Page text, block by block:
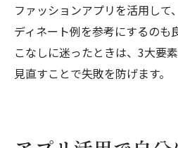
ファッションアプリを活用して
ディネート例を参考にするのも
こなしに迷ったときは、3大要
見直すことで失敗を防げます。